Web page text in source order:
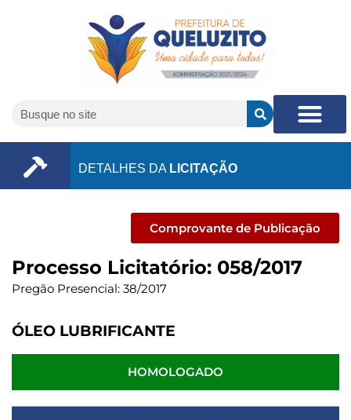
DETALHES DA LICITAÇÃO
Comprovante de Publicação
Processo Licitatório: 058/2017
Pregão Presencial: 38/2017
ÓLEO LUBRIFICANTE
HOMOLOGADO